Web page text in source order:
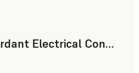
Flame Retardant Electrical Connector (Form 4)